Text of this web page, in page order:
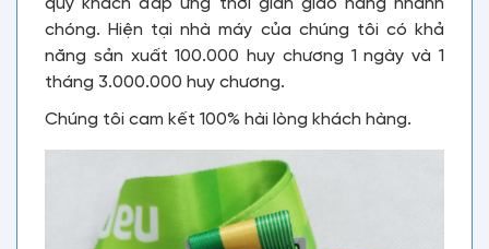
quý khách đáp ứng thời gian giao hàng nhanh
chóng. Hiện tại nhà máy của chúng tôi có khả
năng sản xuất 100.000 huy chương 1 ngày và 1
tháng 3.000.000 huy chương.
Chúng tôi cam kết 100% hài lòng khách hàng.